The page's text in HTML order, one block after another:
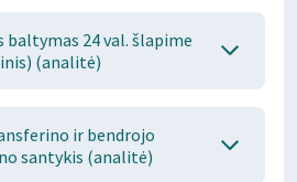
baltymas 24 val. šlapime
(analitė)
ir bendrojo
santykis (analitė)